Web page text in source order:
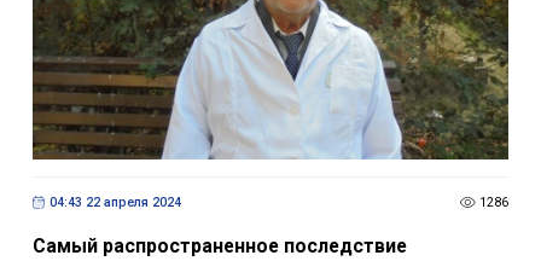
04:43 22 апреля 2024 1286
Самый распространенное последствие